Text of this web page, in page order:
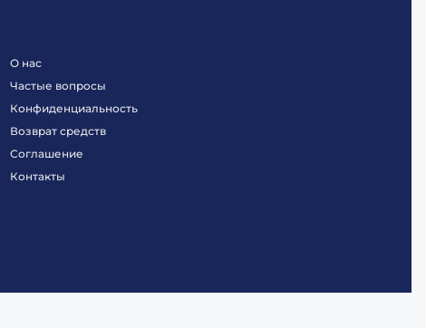
О нас
Частые вопросы
Конфиденциальность
Возврат средств
Соглашение
Контакты